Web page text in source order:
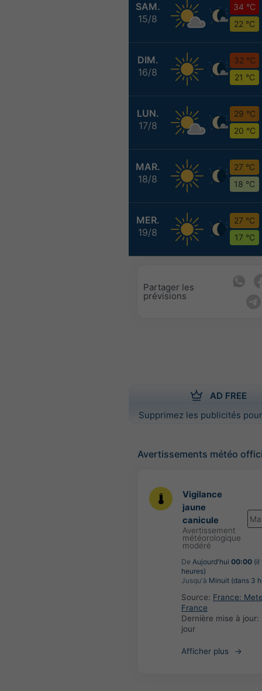
SAM.
15/8
34 °C
22 °C
DIM.
16/8
32 °C
21 °C
LUN.
17/8
29 °C
20 °C
MAR.
18/8
27 °C
18 °C
MER.
19/8
27 °C
17 °C
Partager les
prévisions
AD FREE
Supprimez les publicités
Avertissements météo
Vigilance
jaune
canicule
Avertissement
météorologique
modéré
De Aujourd'hui 00:00 (il
heures)
Jusqu'à Minuit (dans 3
Source: France:
France
Dernière mise à jour:
jour
Afficher plus